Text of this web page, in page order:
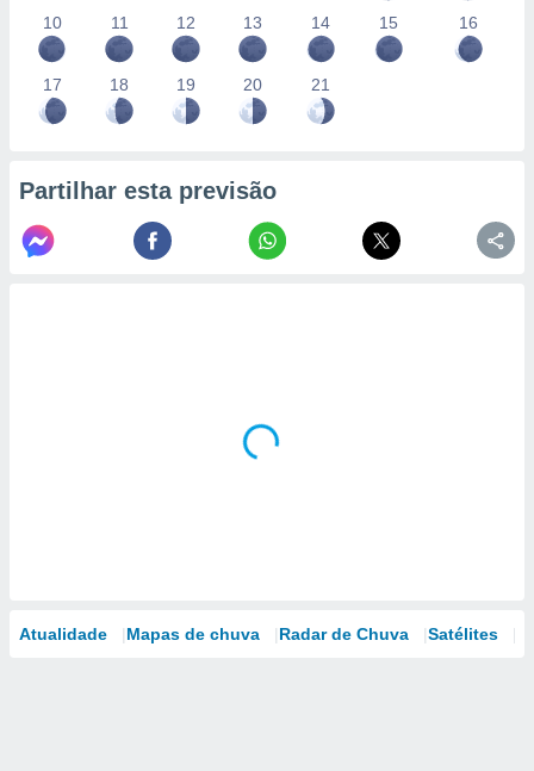
10 11 12 13 14 15 16
17 18 19 20 21
Partilhar esta previsão
Atualidade Mapas de chuva Radar de Chuva Satélites